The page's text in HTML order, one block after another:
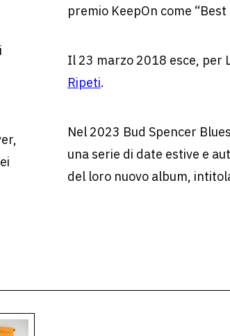
premio KeepOn come “Best
Il 23 marzo 2018 esce, per
Ripeti.
Nel 2023 Bud Spencer
una serie di date estive e
del loro nuovo album,